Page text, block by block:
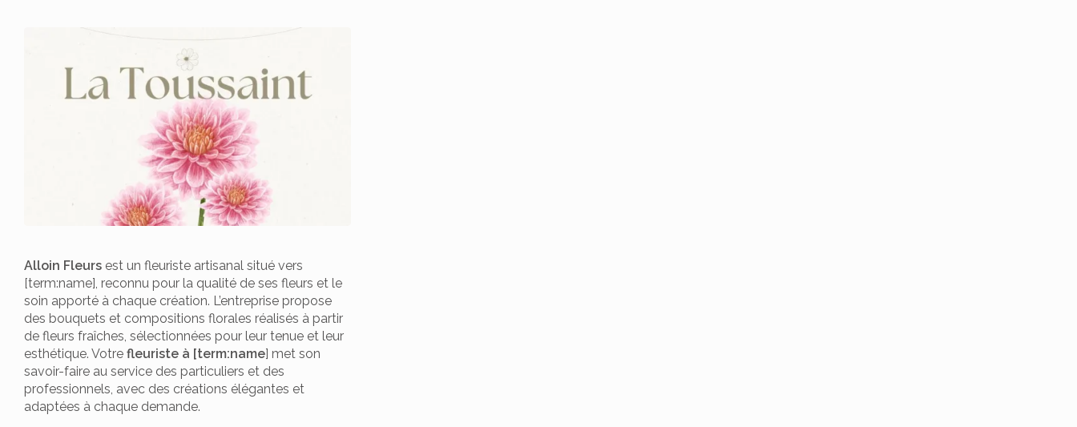
Alloin Fleurs est un fleuriste artisanal situé vers
[term:name], reconnu pour la qualité de ses fleurs et le
soin apporté à chaque création. L’entreprise propose
des bouquets et compositions florales réalisés à partir
de fleurs fraîches, sélectionnées pour leur tenue et leur
esthétique. Votre fleuriste à [term:name] met son
savoir-faire au service des particuliers et des
professionnels, avec des créations élégantes et
adaptées à chaque demande.